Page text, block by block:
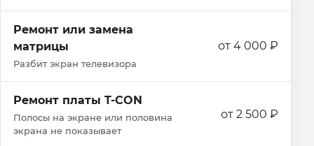
Ремонт или замена
матрицы
Разбит экран телевизора
от 4 000 ₽
Ремонт платы T-CON
Полосы на экране или половина
экрана не показывает
от 2 500 ₽